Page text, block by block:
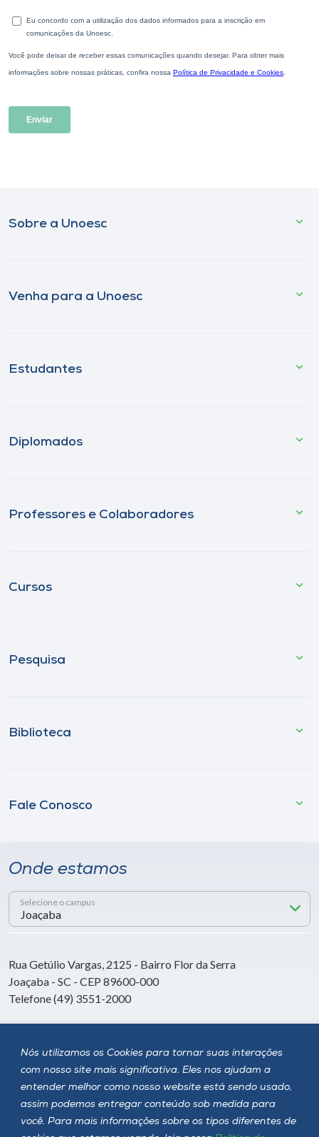
Nós utilizamos os Cookies para tornar suas interações
com nosso site mais significativa. Eles nos ajudam a
entender melhor como nosso website está sendo usado,
assim podemos entregar conteúdo sob medida para
você. Para mais informações sobre os tipos diferentes de
Sobre a Unoesc
Venha para a Unoesc
Estudantes
Diplomados
Professores e Colaboradores
Cursos
Pesquisa
Biblioteca
Fale Conosco
Onde estamos
Selecione o campus
Rua Getúlio Vargas, 2125 - Bairro Flor da Serra
Joaçaba - SC - CEP 89600-000
Telefone (49) 3551-2000
Siga a Unoesc